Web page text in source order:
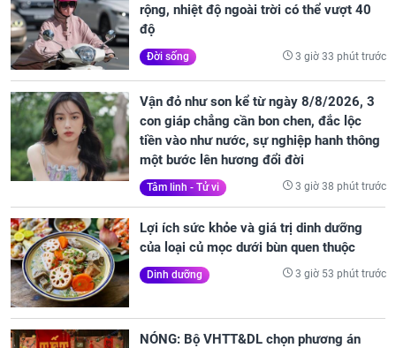
rộng, nhiệt độ ngoài trời có thể vượt 40
độ
Đời sống 3 giờ 33 phút trước
Vận đỏ như son kể từ ngày 8/8/2026, 3
con giáp chẳng cần bon chen, đắc lộc
tiền vào như nước, sự nghiệp hanh thông
một bước lên hương đổi đời
Tâm linh - Tử vi 3 giờ 38 phút trước
Lợi ích sức khỏe và giá trị dinh dưỡng
của loại củ mọc dưới bùn quen thuộc
Dinh dưỡng 3 giờ 53 phút trước
NÓNG: Bộ VHTT&DL chọn phương án